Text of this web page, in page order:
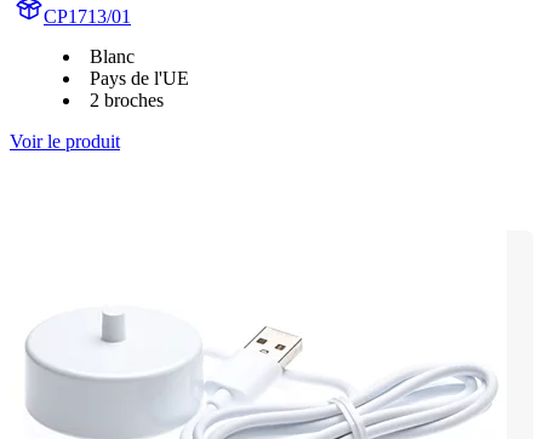
CP1713/01
Blanc
Pays de l'UE
2 broches
Voir le produit